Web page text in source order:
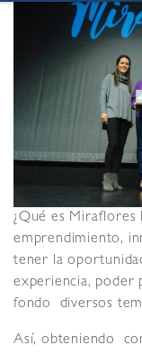
¿Qué es Miraflores
emprendimiento,
tener la
experiencia, poder
fondo diversos
Así, obteniendo